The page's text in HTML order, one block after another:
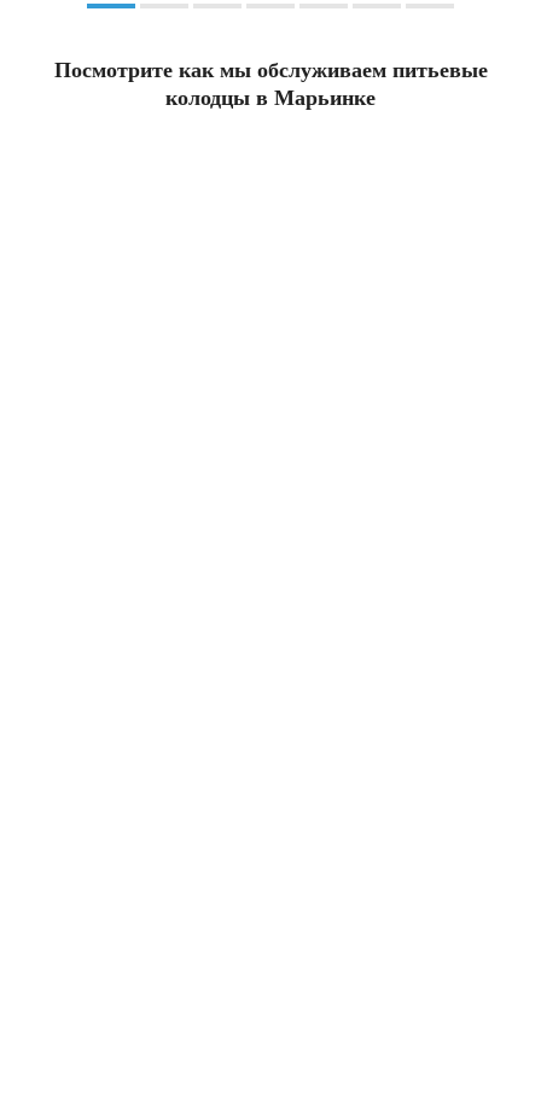
Посмотрите как мы обслуживаем питьевые
колодцы в Марьинке